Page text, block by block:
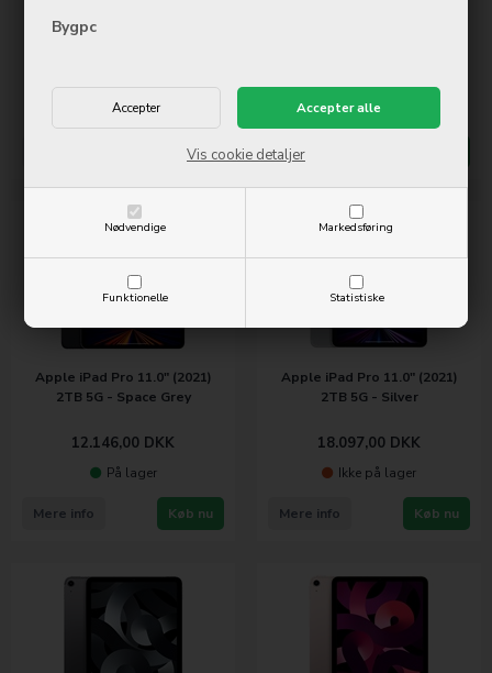
Bygpc
Nødvendige Markedsføring
Funktionelle Statistiske
Vis cookie detaljer
1TB 5G - Space Grey
Ikke på lager
Køb nu
Ikke på lager
Mere info
Apple iPad Pro 11.0" (2021)
2TB 5G - Space Grey
12.146,00 DKK
På lager
Køb nu
Mere info
Apple iPad Pro 11.0" (2021)
2TB 5G - Silver
18.097,00 DKK
Ikke på lager
Køb nu
Mere info